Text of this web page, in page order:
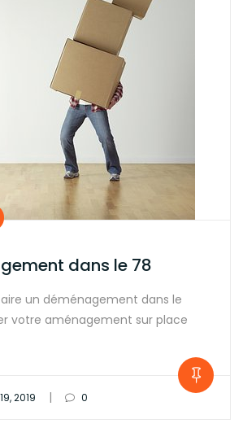
dans le 78
un déménagement dans le
votre aménagement sur place
2019 | 0